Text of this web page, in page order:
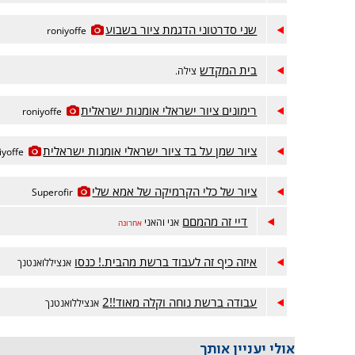
שני סדרטוני הדגמת ציור בשבוע roniyoffe
בית המקדש צילה.
רימונים ציור ישראלי אומנות ישראלית roniyoffe
ציור שמן על בד ציור ישראלי אומנות ישראלית
ציור של כלי הקרמיקה של אמא שלי Superofir
דיי זה מהמםם אני והאני אחרונה
איזה כיף זה לעבוד ברשת מהבית.! כנסו אנציללואנטנך
עבודה ברשת נוחה וקלה מאוד!!2 אנציללואנטנך
אולי יעניין אותך